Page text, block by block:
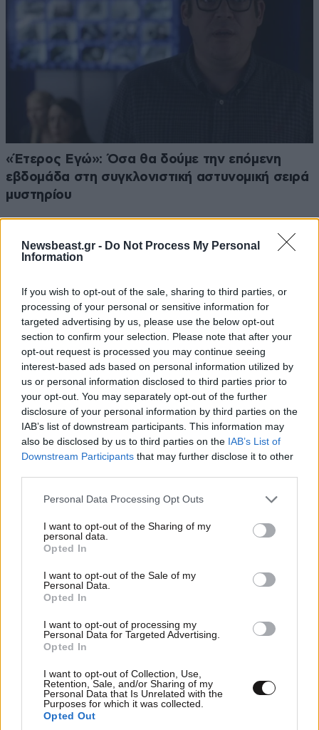
Newsbeast.gr - Do Not Process My Personal
Information
If you wish to opt-out of the sale, sharing to third parties, or
processing of your personal or sensitive information for
targeted advertising by us, please use the below opt-out
section to confirm your selection. Please note that after your
opt-out request is processed you may continue seeing
interest-based ads based on personal information utilized by
us or personal information disclosed to third parties prior to
your opt-out. You may separately opt-out of the further
disclosure of your personal information by third parties on the
IAB’s list of downstream participants. This information may
also be disclosed by us to third parties on the IAB’s List of
Downstream Participants that may further disclose it to other
Please note that this website/app uses one or more Google
not limited to your visit or usage behaviour. You may click to
grant or deny consent to Google and its third-party tags to
use your data for below specified purposes in below Google
consent section.
Personal Data Processing Opt Outs
I want to opt-out of the Sharing of my
personal data.
Opted In
I want to opt-out of the Sale of my
Personal Data.
Opted In
I want to opt-out of processing my
Personal Data for Targeted Advertising.
Opted In
I want to opt-out of Collection, Use,
Retention, Sale, and/or Sharing of my
Personal Data that Is Unrelated with the
Purposes for which it was collected.
Opted Out
«Έτερος Εγώ»: Όσα θα δούμε την επόμενη
εβδομάδα στη συγκλονιστική αστυνομική σειρά
μυστηρίου
«The Quiz with Balls»: Η ανακοίνωση του ΣΚΑΪ
για το νέο τηλεπαιχνίδι με τον Γιάννη
«Stars System»: Η ανακοίνωση του STAR για